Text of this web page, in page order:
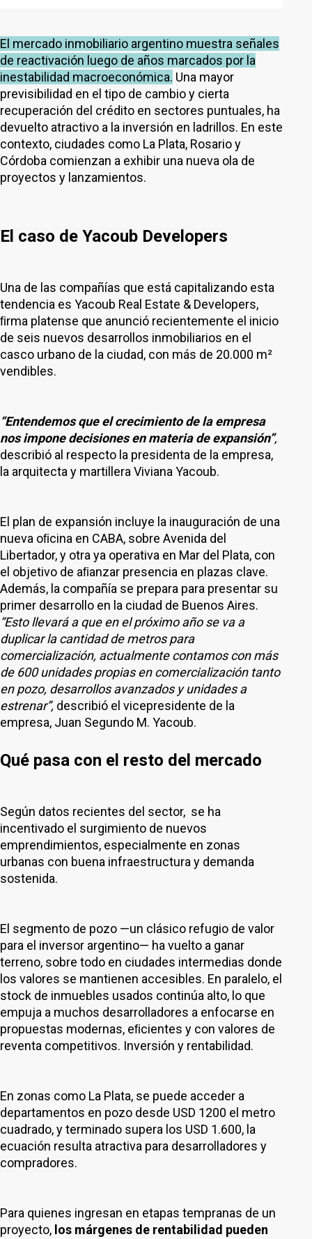
El mercado inmobiliario argentino muestra señales
de reactivación luego de años marcados por la
inestabilidad macroeconómica. Una mayor
previsibilidad en el tipo de cambio y cierta
recuperación del crédito en sectores puntuales, ha
devuelto atractivo a la inversión en ladrillos. En este
contexto, ciudades como La Plata, Rosario y
Córdoba comienzan a exhibir una nueva ola de
proyectos y lanzamientos.
El caso de Yacoub Developers
Una de las compañías que está capitalizando esta
tendencia es Yacoub Real Estate & Developers,
ﬁrma platense que anunció recientemente el inicio
de seis nuevos desarrollos inmobiliarios en el
casco urbano de la ciudad, con más de 20.000 m²
vendibles.
“Entendemos que el crecimiento de la empresa
nos impone decisiones en materia de expansión”,
describió al respecto la presidenta de la empresa,
la arquitecta y martillera Viviana Yacoub.
El plan de expansión incluye la inauguración de una
nueva oﬁcina en CABA, sobre Avenida del
Libertador, y otra ya operativa en Mar del Plata, con
el objetivo de aﬁanzar presencia en plazas clave.
Además, la compañía se prepara para presentar su
primer desarrollo en la ciudad de Buenos Aires.
“Esto llevará a que en el próximo año se va a
duplicar la cantidad de metros para
comercialización, actualmente contamos con más
de 600 unidades propias en comercialización tanto
en pozo, desarrollos avanzados y unidades a
estrenar”, describió el vicepresidente de la
empresa, Juan Segundo M. Yacoub.
Qué pasa con el resto del mercado
Según datos recientes del sector, se ha
incentivado el surgimiento de nuevos
emprendimientos, especialmente en zonas
urbanas con buena infraestructura y demanda
sostenida.
El segmento de pozo —un clásico refugio de valor
para el inversor argentino— ha vuelto a ganar
terreno, sobre todo en ciudades intermedias donde
los valores se mantienen accesibles. En paralelo, el
stock de inmuebles usados continúa alto, lo que
empuja a muchos desarrolladores a enfocarse en
propuestas modernas, eﬁcientes y con valores de
reventa competitivos. Inversión y rentabilidad.
En zonas como La Plata, se puede acceder a
departamentos en pozo desde USD 1200 el metro
cuadrado, y terminado supera los USD 1.600, la
ecuación resulta atractiva para desarrolladores y
compradores.
Para quienes ingresan en etapas tempranas de un
proyecto, los márgenes de rentabilidad pueden